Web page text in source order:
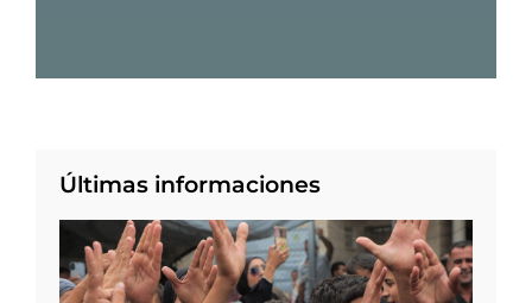
Últimas informaciones